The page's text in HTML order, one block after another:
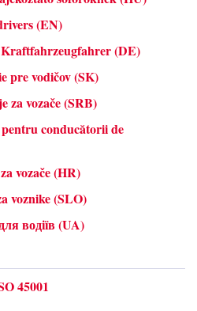
(EN)
(DE)
pre vodičov (SK)
za vozače (SRB)
conducătorii de
vozače (HR)
voznike (SLO)
водіїв (UA)
45001